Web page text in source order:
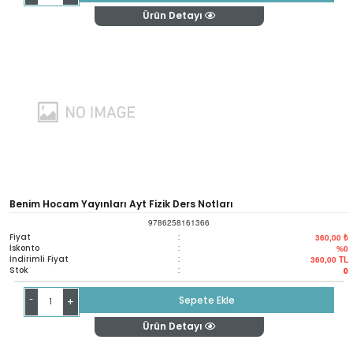
Ürün Detayı
Benim Hocam Yayınları Ayt Fizik Ders Notları
9786258161366
Fiyat : 360,00 ₺
İskonto : %0
İndirimli Fiyat : 360,00 TL
Stok : 0
- +
Sepete Ekle
Ürün Detayı